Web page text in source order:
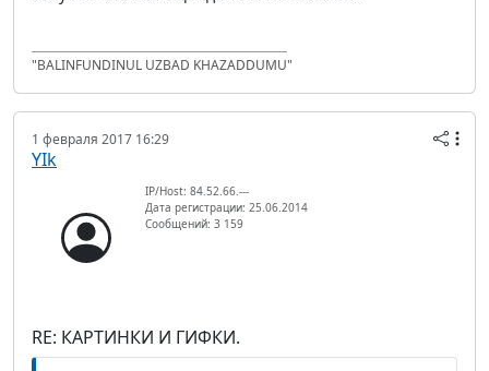
"BALINFUNDINUL UZBAD KHAZADDUMU"
1 февраля 2017 16:29
YIk
IP/Host: 84.52.66.---
Дата регистрации: 25.06.2014
Сообщений: 3 159
RE: КАРТИНКИ И ГИФКИ.